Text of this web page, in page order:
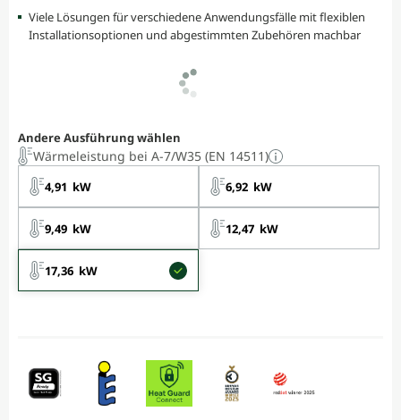
Viele Lösungen für verschiedene Anwendungsfälle mit flexiblen
Installationsoptionen und abgestimmten Zubehören machbar
Andere Ausführung wählen
Wärmeleistung bei A-7/W35 (EN 14511)
4,91 kW 6,92 kW
9,49 kW 12,47 kW
17,36 kW